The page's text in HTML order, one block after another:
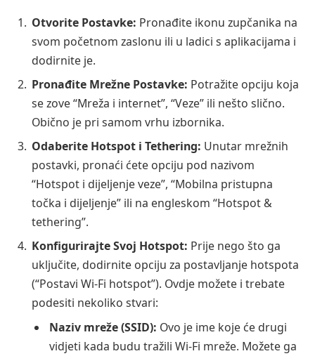
Otvorite Postavke: Pronađite ikonu zupčanika na
svom početnom zaslonu ili u ladici s aplikacijama i
dodirnite je.
Pronađite Mrežne Postavke: Potražite opciju koja
se zove “Mreža i internet”, “Veze” ili nešto slično.
Obično je pri samom vrhu izbornika.
Odaberite Hotspot i Tethering: Unutar mrežnih
postavki, pronaći ćete opciju pod nazivom
“Hotspot i dijeljenje veze”, “Mobilna pristupna
točka i dijeljenje” ili na engleskom “Hotspot &
tethering”.
Konfigurirajte Svoj Hotspot: Prije nego što ga
uključite, dodirnite opciju za postavljanje hotspota
(“Postavi Wi-Fi hotspot”). Ovdje možete i trebate
podesiti nekoliko stvari:
Naziv mreže (SSID): Ovo je ime koje će drugi
vidjeti kada budu tražili Wi-Fi mreže. Možete ga